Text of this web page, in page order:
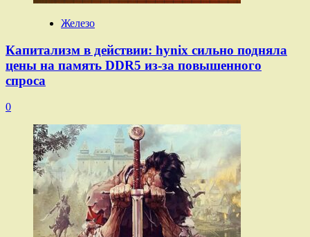
Железо
Капитализм в действии: hynix сильно подняла
цены на память DDR5 из-за повышенного
спроса
0